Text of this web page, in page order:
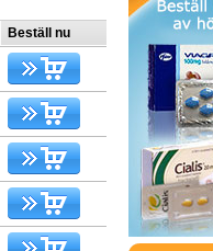
Beställ nu